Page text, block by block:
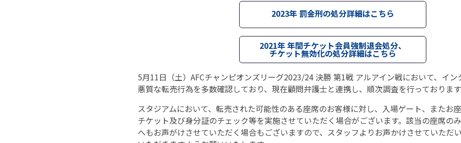
2023年 罰金刑の処分詳細はこちら
2021年 年間チケット会員強制退会処分、
チケット無効化の処分詳細はこちら
5月11日（土）AFCチャンピオンズリーグ2023/24 決勝 第1戦 アルアイン戦において、イ
悪質な転売行為を多数確認しており、現在顧問弁護士と連携し、順次調査を行っております
スタジアムにおいて、転売された可能性のある座席のお客様に対し、入場ゲート、またお
チケット及び身分証のチェック等を実施させていただく場合がございます。該当の座席の
へもお声がけさせていただく場合もございますので、スタッフよりお声かけさせていただ